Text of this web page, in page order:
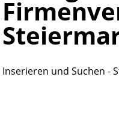
Inserieren und Suchen -